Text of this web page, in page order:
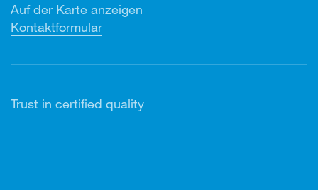
Auf der Karte anzeigen
Kontaktformular
Trust in certified quality